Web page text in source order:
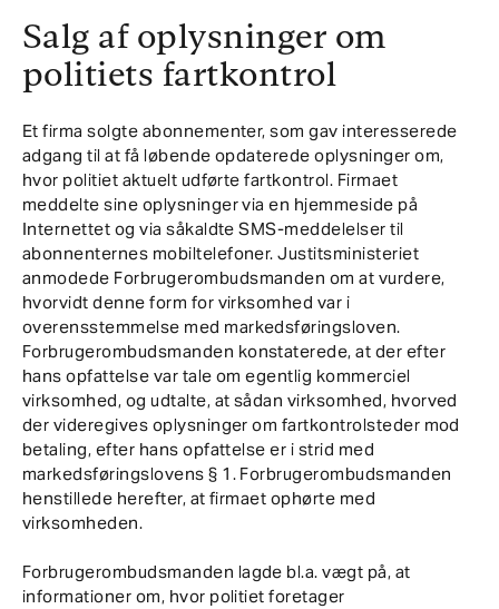
Salg af oplysninger om
politiets fartkontrol
Et firma solgte abonnementer, som gav interesserede
adgang til at få løbende opdaterede oplysninger om,
hvor politiet aktuelt udførte fartkontrol. Firmaet
meddelte sine oplysninger via en hjemmeside på
Internettet og via såkaldte SMS-meddelelser til
abonnenternes mobiltelefoner. Justitsministeriet
anmodede Forbrugerombudsmanden om at vurdere,
hvorvidt denne form for virksomhed var i
overensstemmelse med markedsføringsloven.
Forbrugerombudsmanden konstaterede, at der efter
hans opfattelse var tale om egentlig kommerciel
virksomhed, og udtalte, at sådan virksomhed, hvorved
der videregives oplysninger om fartkontrolsteder mod
betaling, efter hans opfattelse er i strid med
markedsføringslovens § 1. Forbrugerombudsmanden
henstillede herefter, at firmaet ophørte med
virksomheden.
Forbrugerombudsmanden lagde bl.a. vægt på, at
informationer om, hvor politiet foretager